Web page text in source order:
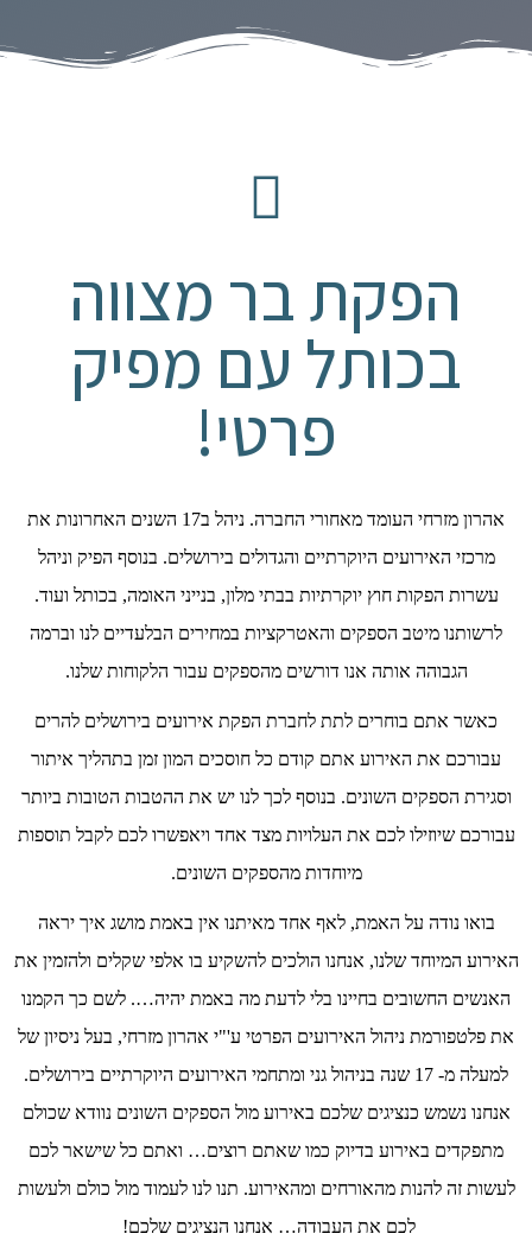
הפקת בר מצווה
בכותל עם מפיק
פרטי!
אהרון מזרחי העומד מאחורי החברה. ניהל ב17 השנים האחרונות את
מרכזי האירועים היוקרתיים והגדולים בירושלים. בנוסף הפיק וניהל
עשרות הפקות חוץ יוקרתיות בבתי מלון, בנייני האומה, בכותל ועוד.
לרשותנו מיטב הספקים והאטרקציות במחירים הבלעדיים לנו וברמה
הגבוהה אותה אנו דורשים מהספקים עבור הלקוחות שלנו.
כאשר אתם בוחרים לתת לחברת הפקת אירועים בירושלים להרים
עבורכם את האירוע אתם קודם כל חוסכים המון זמן בתהליך איתור
וסגירת הספקים השונים. בנוסף לכך לנו יש את ההטבות הטובות ביותר
עבורכם שיוזילו לכם את העלויות מצד אחד ויאפשרו לכם לקבל תוספות
מיוחדות מהספקים השונים.
בואו נודה על האמת, לאף אחד מאיתנו אין באמת מושג איך יראה
האירוע המיוחד שלנו, אנחנו הולכים להשקיע בו אלפי שקלים ולהזמין את
האנשים החשובים בחיינו בלי לדעת מה באמת יהיה…. לשם כך הקמנו
את פלטפורמת ניהול האירועים הפרטי ע'"י אהרון מזרחי, בעל ניסיון של
למעלה מ- 17 שנה בניהול גני ומתחמי האירועים היוקרתיים בירושלים.
אנחנו נשמש כנציגים שלכם באירוע מול הספקים השונים נוודא שכולם
מתפקדים באירוע בדיוק כמו שאתם רוצים… ואתם כל שישאר לכם
לעשות זה להנות מהאורחים ומהאירוע. תנו לנו לעמוד מול כולם ולעשות
לכם את העבודה… אנחנו הנציגים שלכם!